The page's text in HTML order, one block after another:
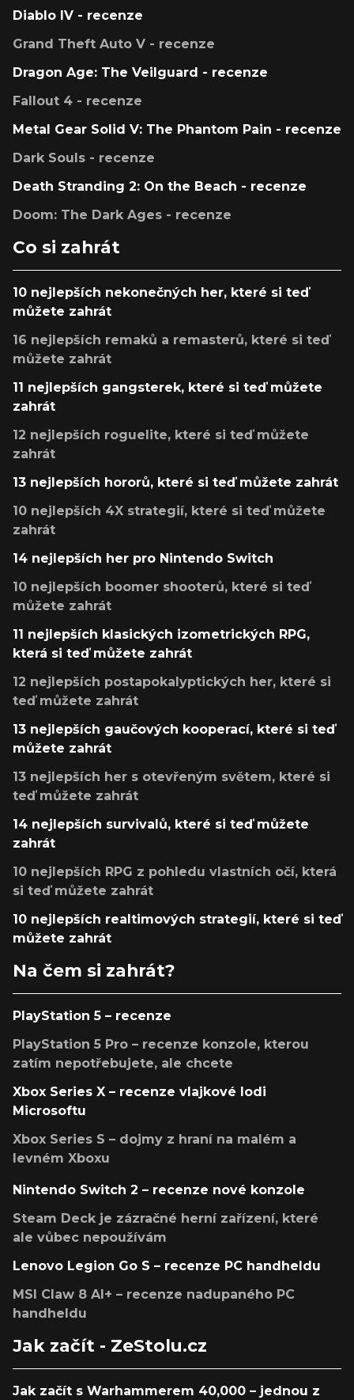
Diablo IV - recenze
Grand Theft Auto V - recenze
Dragon Age: The Veilguard - recenze
Fallout 4 - recenze
Metal Gear Solid V: The Phantom Pain - recenze
Dark Souls - recenze
Death Stranding 2: On the Beach - recenze
Doom: The Dark Ages - recenze
Co si zahrát
10 nejlepších nekonečných her, které si teď
můžete zahrát
16 nejlepších remaků a remasterů, které si teď
můžete zahrát
11 nejlepších gangsterek, které si teď můžete
zahrát
12 nejlepších roguelite, které si teď můžete
zahrát
13 nejlepších hororů, které si teď můžete zahrát
10 nejlepších 4X strategií, které si teď můžete
zahrát
14 nejlepších her pro Nintendo Switch
10 nejlepších boomer shooterů, které si teď
můžete zahrát
11 nejlepších klasických izometrických RPG,
která si teď můžete zahrát
12 nejlepších postapokalyptických her, které si
teď můžete zahrát
13 nejlepších gaučových kooperací, které si teď
můžete zahrát
13 nejlepších her s otevřeným světem, které si
teď můžete zahrát
14 nejlepších survivalů, které si teď můžete
zahrát
10 nejlepších RPG z pohledu vlastních očí, která
si teď můžete zahrát
10 nejlepších realtimových strategií, které si teď
můžete zahrát
Na čem si zahrát?
PlayStation 5 – recenze
PlayStation 5 Pro – recenze konzole, kterou
zatím nepotřebujete, ale chcete
Xbox Series X – recenze vlajkové lodi
Microsoftu
Xbox Series S – dojmy z hraní na malém a
levném Xboxu
Nintendo Switch 2 – recenze nové konzole
Steam Deck je zázračné herní zařízení, které
ale vůbec nepoužívám
Lenovo Legion Go S – recenze PC handheldu
MSI Claw 8 AI+ – recenze nadupaného PC
handheldu
Jak začít - ZeStolu.cz
Jak začít s Warhammerem 40,000 – jednou z